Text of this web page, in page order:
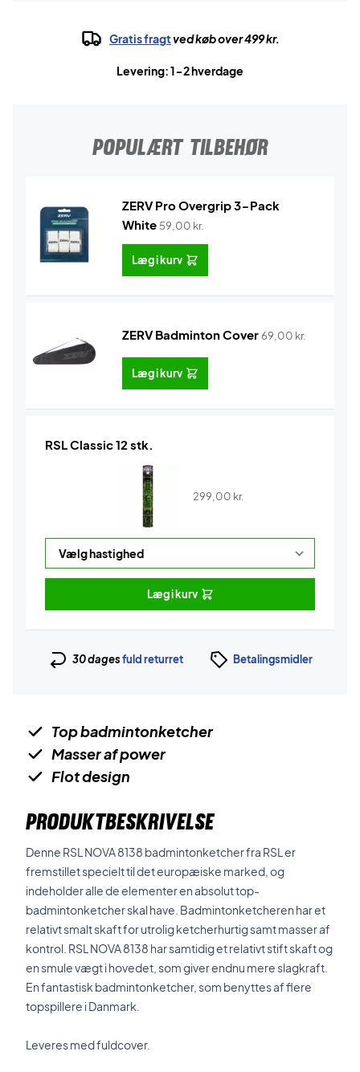
Gratis fragtved køb over 499 kr.
Levering: 1-2 hverdage
POPULÆRT TILBEHØR
ZERV Pro Overgrip 3-Pack
White 59,00 kr.
Læg i kurv
ZERV Badminton Cover69,00 kr.
Læg i kurv
RSL Classic 12 stk.
299,00 kr.
Læg i kurv
30 dagesfuld returret Betalingsmidler
Top badmintonketcher
Masser af power
Flot design
PRODUKTBESKRIVELSE
Denne RSL NOVA 8138 badmintonketcher fra RSL er
fremstillet specielt til det europæiske marked, og
indeholder alle de elementer en absolut top-
badmintonketcher skal have. Badmintonketcheren har et
relativt smalt skaft for utrolig ketcherhurtig samt masser af
kontrol. RSL NOVA 8138 har samtidig et relativt stift skaft og
en smule vægt i hovedet, som giver endnu mere slagkraft.
En fantastisk badmintonketcher, som benyttes af flere
topspillere i Danmark.
Leveres med fuldcover.